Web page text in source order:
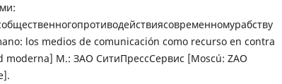
los medios de comunicación como recurso en contra
moderna] М.: ЗАО СитиПрессСервис [Moscú: ZAO